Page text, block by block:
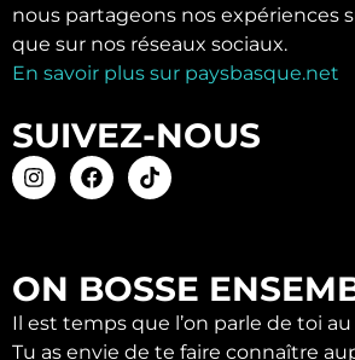
nous partageons nos expériences
que sur nos réseaux sociaux.
En savoir plus sur paysbasque.net
SUIVEZ-NOUS
ON BOSSE
Il est temps que l’on parle de toi au
Tu as envie de te faire connaître